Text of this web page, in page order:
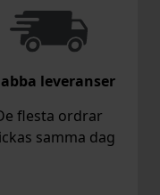
leveranser
flesta ordrar
samma dag